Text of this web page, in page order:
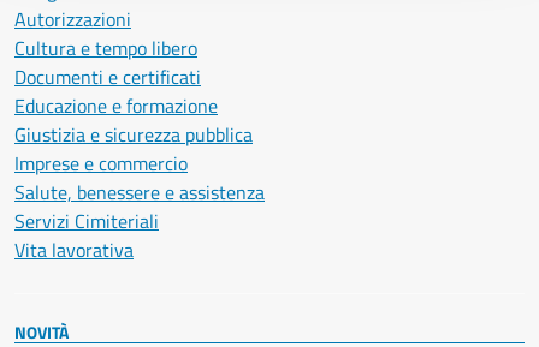
Autorizzazioni
Cultura e tempo libero
Documenti e certificati
Educazione e formazione
Giustizia e sicurezza pubblica
Imprese e commercio
Salute, benessere e assistenza
Servizi Cimiteriali
Vita lavorativa
NOVITÀ